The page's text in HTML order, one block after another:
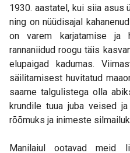
1930. aastatel, kui siia asus
ning on nüüdisajal
on varem karjatamise ja
rannaniidud roogu täis
elupaigad kadumas.
säilitamisest huvitatud
saame talgulistega olla
krundile tuua juba veised
rõõmuks ja inimeste
Manilaiul ootavad meid